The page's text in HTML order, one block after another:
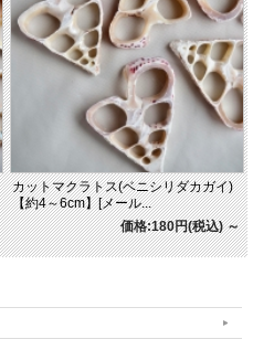
カットマクラトス(ベニシリダカガイ)
【約4～6cm】[メール...
価格:180円(税込)～